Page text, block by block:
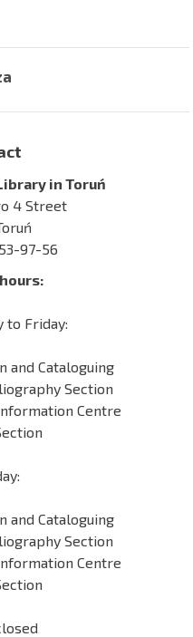
in Toruń
4 Street
97-56
to Friday:
and Cataloguing
Section
Centre
and Cataloguing
Section
Centre